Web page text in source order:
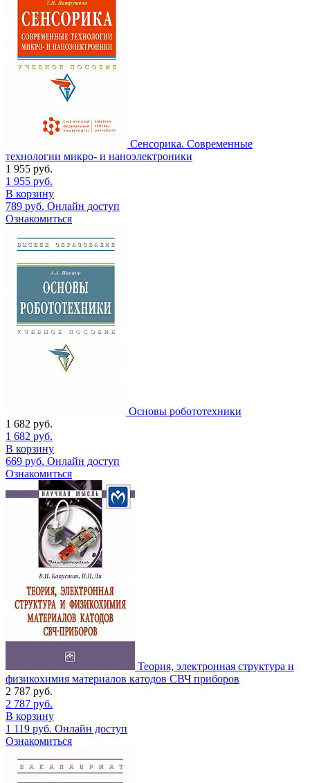
Сенсорика. Современные
технологии микро- и наноэлектроники
1 955 руб.
1 955 руб.
В корзину
789 руб. Онлайн доступ
Ознакомиться
Основы робототехники
1 682 руб.
1 682 руб.
В корзину
669 руб. Онлайн доступ
Ознакомиться
Теория, электронная структура и
физикохимия материалов катодов СВЧ приборов
2 787 руб.
2 787 руб.
В корзину
1 119 руб. Онлайн доступ
Ознакомиться